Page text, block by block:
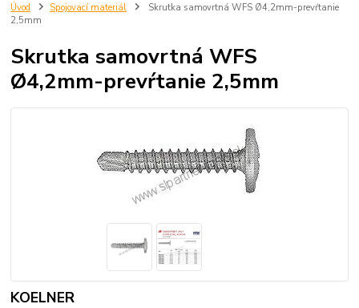
Úvod Spojovací materiál
Skrutka samovrtná WFS Ø4,2mm-prevŕtanie
2,5mm
Skrutka samovrtná WFS
Ø4,2mm-prevŕtanie 2,5mm
KOELNER